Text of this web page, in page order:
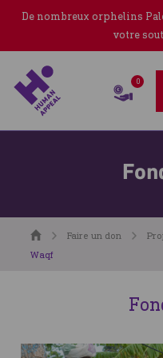
De nombreux orphelins
votre
0
AccueilFaire un don
Waqf